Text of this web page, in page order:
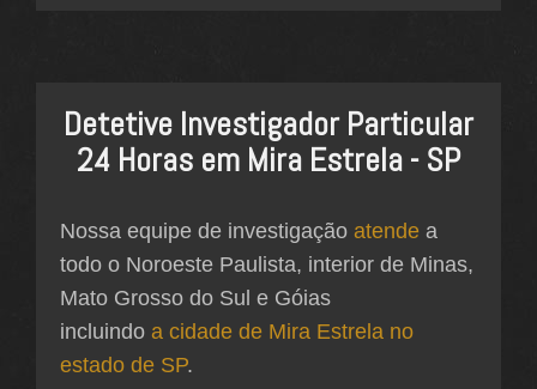
Detetive Investigador Particular
24 Horas em Mira Estrela - SP
Nossa equipe de investigação atende a
todo o Noroeste Paulista, interior de Minas,
Mato Grosso do Sul e Góias
incluindo a cidade de Mira Estrela no
estado de SP.